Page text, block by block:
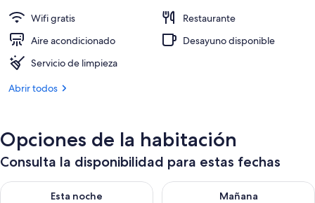
Habitación triple familiar, vistas a la
Wifi gratis
Restaurante
Aire acondicionado
Desayuno disponible
Servicio de limpieza
Abrir todos
Opciones de la habitación
Consulta la disponibilidad para estas fechas
Esta noche
Consulta la disponibilidad para esta noche, ago 9 - ago 10
Mañana
Consulta la disponibilidad